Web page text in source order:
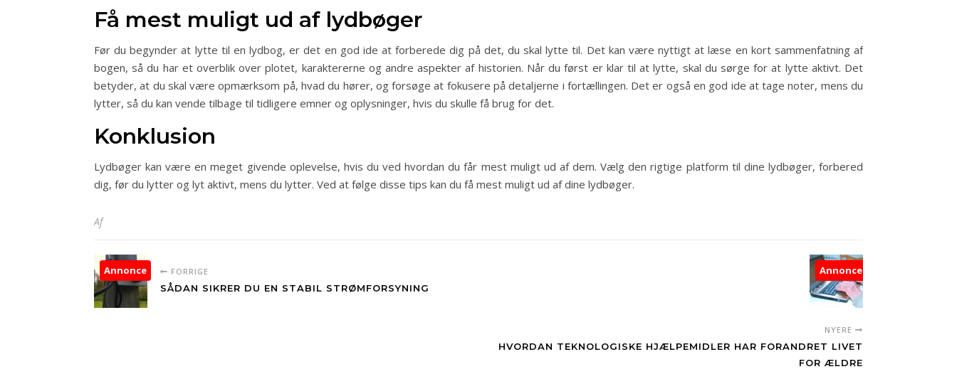
Få mest muligt ud af lydbøger
Før du begynder at lytte til en lydbog, er det en god ide at forberede dig på det, du skal lytte til. Det kan være nyttigt at læse en kort sammenfatning af
bogen, så du har et overblik over plotet, karaktererne og andre aspekter af historien. Når du først er klar til at lytte, skal du sørge for at lytte aktivt. Det
betyder, at du skal være opmærksom på, hvad du hører, og forsøge at fokusere på detaljerne i fortællingen. Det er også en god ide at tage noter, mens du
lytter, så du kan vende tilbage til tidligere emner og oplysninger, hvis du skulle få brug for det.
Konklusion
Lydbøger kan være en meget givende oplevelse, hvis du ved hvordan du får mest muligt ud af dem. Vælg den rigtige platform til dine lydbøger, forbered
dig, før du lytter og lyt aktivt, mens du lytter. Ved at følge disse tips kan du få mest muligt ud af dine lydbøger.
Af
Annonce FORRIGE
SÅDAN SIKRER DU EN STABIL STRØMFORSYNING
Annonce
NYERE
HVORDAN TEKNOLOGISKE HJÆLPEMIDLER HAR FORANDRET LIVET
FOR ÆLDRE